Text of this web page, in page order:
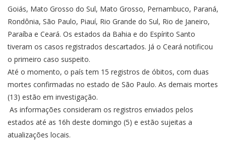
Goiás, Mato Grosso do Sul, Mato Grosso, Pernambuco, Paraná,
Rondônia, São Paulo, Piauí, Rio Grande do Sul, Rio de Janeiro,
Paraíba e Ceará. Os estados da Bahia e do Espírito Santo
tiveram os casos registrados descartados. Já o Ceará notificou
o primeiro caso suspeito.
Até o momento, o país tem 15 registros de óbitos, com duas
mortes confirmadas no estado de São Paulo. As demais mortes
(13) estão em investigação.
As informações consideram os registros enviados pelos
estados até as 16h deste domingo (5) e estão sujeitas a
atualizações locais.